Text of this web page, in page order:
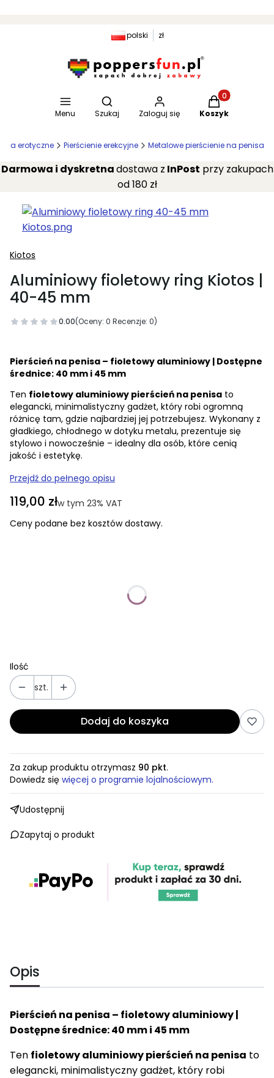
polski zł
Menu
Otwórz wyszukiwarkę
Szukaj Zaloguj się
Produkty w
Koszyk
erotyczne Pierścienie erekcyjne Metalowe pierścienie na penisa
Darmowa i dyskretnadostawa z InPost przy zakupach
od 180 zł
Kiotos
Aluminiowy fioletowy ring Kiotos |
40-45 mm
0.00(Oceny: 0 Recenzje: 0)
Pierścień na penisa – fioletowy aluminiowy | Dostępne
średnice: 40 mm i 45 mm
Ten fioletowy aluminiowy pierścień na penisa to
elegancki, minimalistyczny gadżet, który robi ogromną
różnicę tam, gdzie najbardziej jej potrzebujesz. Wykonany z
gładkiego, chłodnego w dotyku metalu, prezentuje się
stylowo i nowocześnie – idealny dla osób, które cenią
jakość i estetykę.
Przejdź do pełnego opisu
Cena
119,00 złw tym 23% VAT
w tym 23% VAT
Ceny podane bez kosztów dostawy.
Ilość
szt.
Dodaj do koszyka
Za zakup produktu otrzymasz 90 pkt.
Dowiedz się więcej o programie lojalnościowym.
Udostępnij
Zapytaj o produkt
Opis
Pierścień na penisa – fioletowy aluminiowy |
Dostępne średnice: 40 mm i 45 mm
Ten fioletowy aluminiowy pierścień na penisa to
elegancki, minimalistyczny gadżet, który robi